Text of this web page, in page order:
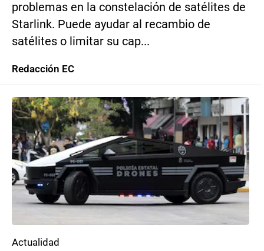
problemas en la constelación de satélites de
Starlink. Puede ayudar al recambio de
satélites o limitar su cap...
Redacción EC
Actualidad